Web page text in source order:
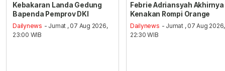
Kebakaran Landa Gedung
Bapenda Pemprov DKI
Dailynews - Jumat , 07 Aug 2026,
23:00 WIB
Febrie Adriansyah Akhirnya
Kenakan Rompi Orange
Dailynews - Jumat , 07 Aug 2026,
22:30 WIB